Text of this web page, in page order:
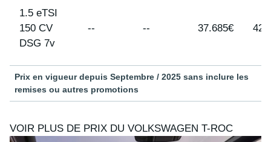
1.5 eTSI
150 CV
DSG 7v
-- -- 37.685€
Prix en vigueur depuis Septembre / 2025 sans inclure les
remises ou autres promotions
VOIR PLUS DE PRIX DU VOLKSWAGEN T-ROC